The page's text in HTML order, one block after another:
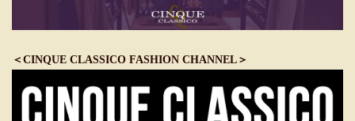
＜CINQUE CLASSICO FASHION CHANNEL＞